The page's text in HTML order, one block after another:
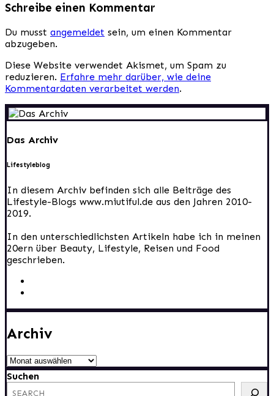
Schreibe einen Kommentar
Du musst angemeldet sein, um einen Kommentar
abzugeben.
Diese Website verwendet Akismet, um Spam zu
reduzieren. Erfahre mehr darüber, wie deine
Kommentardaten verarbeitet werden.
Das Archiv
Lifestyleblog
In diesem Archiv befinden sich alle Beiträge des
Lifestyle-Blogs www.miutiful.de aus den Jahren 2010-
2019.
In den unterschiedlichsten Artikeln habe ich in meinen
20ern über Beauty, Lifestyle, Reisen und Food
geschrieben.
Archiv
Archiv
Suchen